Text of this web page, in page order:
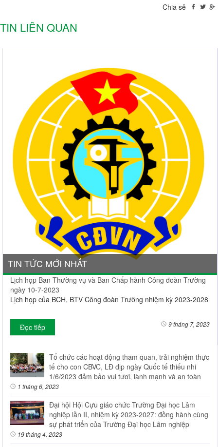
Chia sẻ
TIN LIÊN QUAN
TIN TỨC MỚI NHẤT
Lịch họp Ban Thường vụ và Ban Chấp hành Công đoàn Trường
ngày 10-7-2023
Lịch họp của BCH, BTV Công đoàn Trường nhiệm kỳ 2023-2028
Đọc tiếp 9 tháng 7, 2023
Tổ chức các hoạt động tham quan, trải nghiệm thực
tế cho con CBVC, LĐ dịp ngày Quốc tế thiếu nhi
1/6/2023 đảm bảo vui tươi, lành mạnh và an toàn
1 tháng 6, 2023
Đại hội Hội Cựu giáo chức Trường Đại học Lâm
nghiệp lần II, nhiệm kỳ 2023-2027: đồng hành cùng
sự phát triển của Trường Đại học Lâm nghiệp
19 tháng 4, 2023